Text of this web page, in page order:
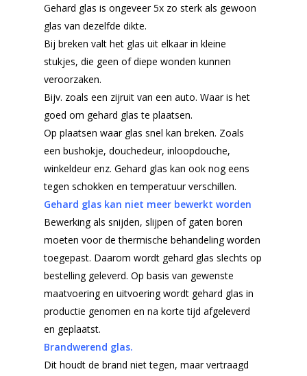
Gehard glas is ongeveer 5x zo sterk als gewoon
glas van dezelfde dikte.
Bij breken valt het glas uit elkaar in kleine
stukjes, die geen of diepe wonden kunnen
veroorzaken.
Bijv. zoals een zijruit van een auto. Waar is het
goed om gehard glas te plaatsen.
Op plaatsen waar glas snel kan breken. Zoals
een bushokje, douchedeur, inloopdouche,
winkeldeur enz. Gehard glas kan ook nog eens
tegen schokken en temperatuur verschillen.
Gehard glas kan niet meer bewerkt worden
Bewerking als snijden, slijpen of gaten boren
moeten voor de thermische behandeling worden
toegepast. Daarom wordt gehard glas slechts op
bestelling geleverd. Op basis van gewenste
maatvoering en uitvoering wordt gehard glas in
productie genomen en na korte tijd afgeleverd
en geplaatst.
Brandwerend glas.
Dit houdt de brand niet tegen, maar vertraagd
Home